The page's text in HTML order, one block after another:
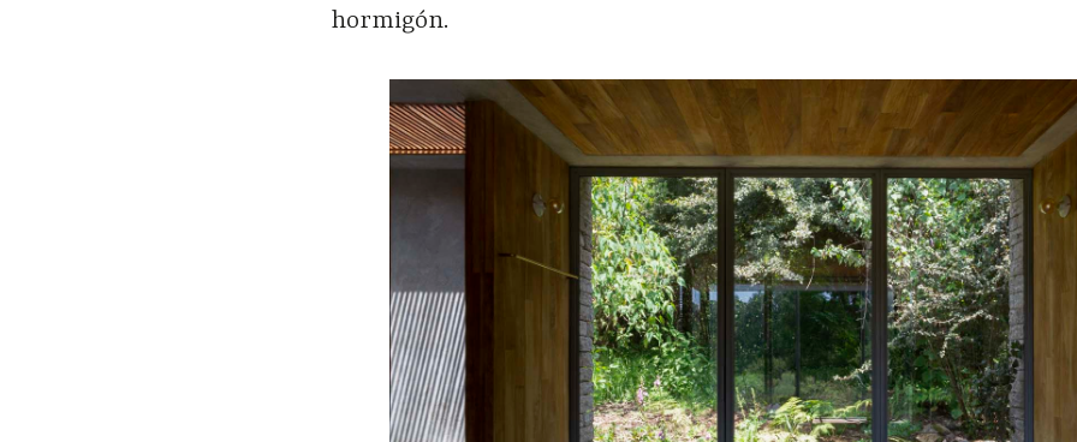
hormigón.